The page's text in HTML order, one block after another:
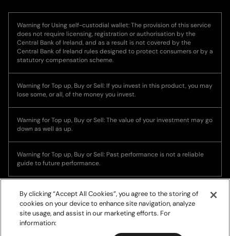
Warning for Using self-custodial wallet: The provision of this service
does not require licensing, registration or authorisation by the
Central Bank of Ireland, and as a result is not covered by the
Central Bank of Ireland rules designed to protect consumers or by a
statutory compensation scheme.
Warning for Top up, Buy or Sell: If you invest in this product, you may
lose some, or all, of the money you invest.
Warning for Top up, Buy or Sell: The value of your investment may go
down as well as up.
Warning for Top up, Buy or Sell: Past performance is not a reliable
guide to future performance.
By clicking “Accept All Cookies”, you agree to the storing of
cookies on your device to enhance site navigation, analyze
site usage, and assist in our marketing efforts. For
information: